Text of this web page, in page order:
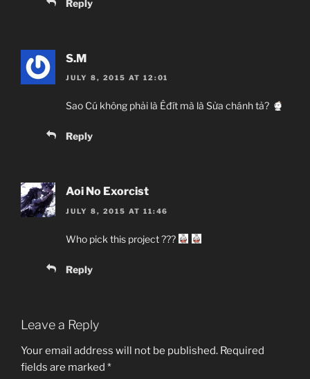
Reply
S.M
JULY 8, 2015 AT 12:01
Sao Cú không phải là Êđít mà là Sửa chánh tả?
Reply
Aoi No Exorcist
JULY 8, 2015 AT 11:46
Who pick this project ???
Reply
Leave a Reply
Your email address will not be published. Required
fields are marked *